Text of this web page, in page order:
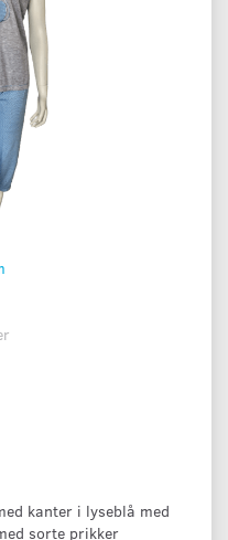
kanter i lyseblå med
sorte prikker